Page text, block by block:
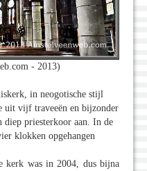
- 2013)
in neogotische stijl
uit vijf traveeën en bijzonder
diep priesterkoor aan. In de
klokken opgehangen
kerk was in 2004, dus bijna